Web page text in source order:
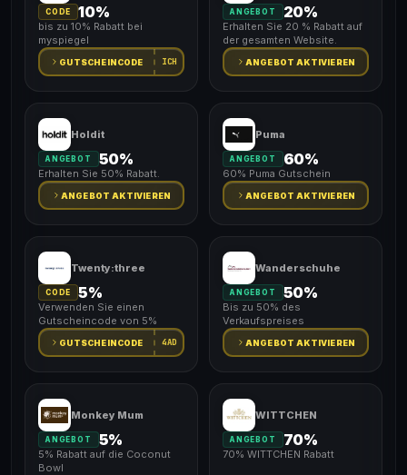
CODE 10%
bis zu 10% Rabatt bei
myspiegel
GUTSCHEINCODE ICH
ANGEBOT 20%
Erhalten Sie 20 % Rabatt auf
der gesamten Website.
ANGEBOT AKTIVIEREN
Holdit
ANGEBOT 50%
Erhalten Sie 50% Rabatt.
ANGEBOT AKTIVIEREN
Puma
ANGEBOT 60%
60% Puma Gutschein
ANGEBOT AKTIVIEREN
Twenty:three
CODE 5%
Verwenden Sie einen
Gutscheincode von 5%
GUTSCHEINCODE 4AD
Wanderschuhe
ANGEBOT 50%
Bis zu 50% des
Verkaufspreises
ANGEBOT AKTIVIEREN
Monkey Mum
ANGEBOT 5%
5% Rabatt auf die Coconut
Bowl
WITTCHEN
ANGEBOT 70%
70% WITTCHEN Rabatt